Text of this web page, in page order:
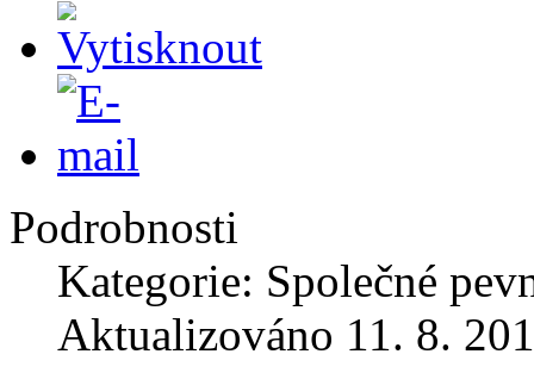
Podrobnosti
Kategorie: Společné
Aktualizováno 11. 8.